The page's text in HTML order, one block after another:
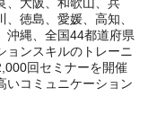
徳島、愛媛、高知、
沖縄、全国44都道府県
ョンスキルのトレーニ
回セミナーを開催
いコミュニケーション